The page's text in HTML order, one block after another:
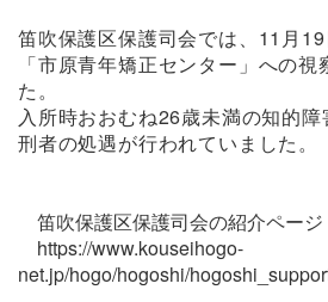
笛吹保護区保護司会では、11月
「市原青年矯正センター」への
た。
入所時おおむね26歳未満の知的
刑者の処遇が行われていました。
笛吹保護区保護司会の紹介ページ
https://www.kouseihogo-
net.jp/hogo/hogoshi/